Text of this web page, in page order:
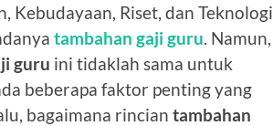
Riset, dan Teknologi
tambahan gaji guru . Namun,
guru ini tidaklah sama untuk
beberapa faktor penting yang
bagaimana rincian tambahan